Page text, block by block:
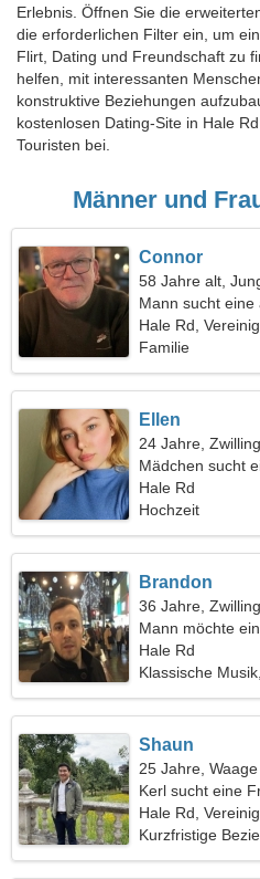
Erlebnis. Öffnen Sie die
die erforderlichen Filter ein, um
Flirt, Dating und Freundschaft zu
helfen, mit interessanten
konstruktive Beziehungen
kostenlosen Dating-Site in Hale
Touristen bei.
Männer und
Connor
58 Jahre alt,
Mann sucht eine
Hale Rd,
Familie
Ellen
24 Jahre,
Mädchen sucht
Hale Rd
Hochzeit
Brandon
36 Jahre,
Mann möchte
Hale Rd
Klassische
Shaun
25 Jahre, Waage
Kerl sucht eine
Hale Rd,
Kurzfristige